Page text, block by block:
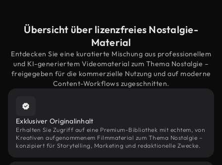
Übersicht über lizenzfreies Nostalgie-
Material
Entdecken Sie eine kuratierte Mischung aus professionellem
und KI-generiertem Videomaterial zum Thema Nostalgie –
freigegeben für die kommerzielle Nutzung und auf moderne
Content-Workflows zugeschnitten.
Exklusiver Originalinhalt
Erhalten Sie Zugriff auf eine Premium-Bibliothek mit echtem, von
Kreativen aufgenommenem Filmmaterial zum Thema Nostalgie –
konzipiert für Storytelling, Marketing und redaktionelle Zwecke.